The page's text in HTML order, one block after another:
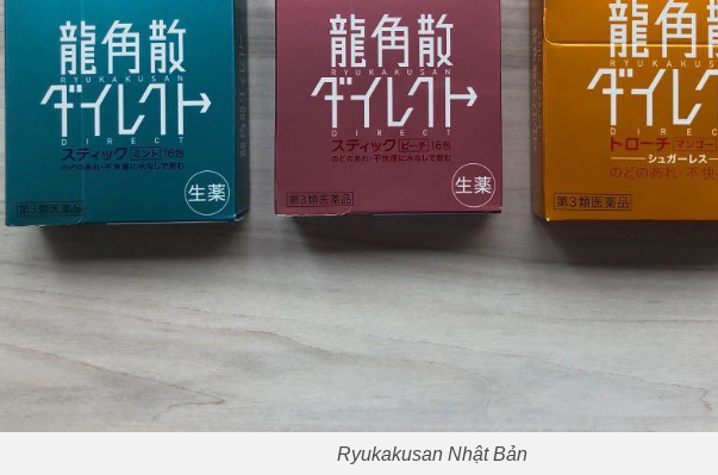
Ryukakusan Nhật Bản